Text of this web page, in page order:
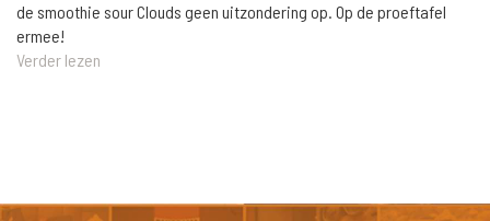
de smoothie sour Clouds geen uitzondering op. Op de proeftafel
ermee!
Verder lezen